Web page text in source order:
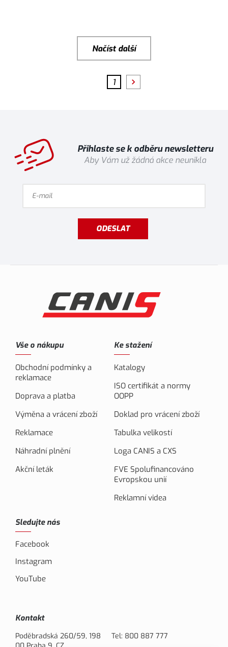
Načíst další
1
Přihlaste se k odběru newsletteru
Aby Vám už žádná akce neunikla
ODESLAT
Vše o nákupu
Obchodní podmínky a
reklamace
Doprava a platba
Výměna a vrácení zboží
Reklamace
Náhradní plnění
Akční leták
Ke stažení
Katalogy
ISO certifikát a normy
OOPP
Doklad pro vrácení zboží
Tabulka velikostí
Loga CANIS a CXS
FVE Spolufinancováno
Evropskou unií
Reklamní videa
Sledujte nás
Facebook
Instagram
YouTube
Kontakt
Poděbradská 260/59, 198
Tel: 800 887 777